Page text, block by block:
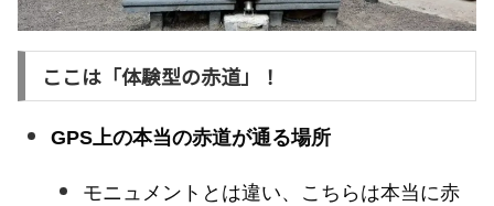
ここは「体験型の赤道」！
GPS上の本当の赤道が通る場所
モニュメントとは違い、こちらは本当に赤